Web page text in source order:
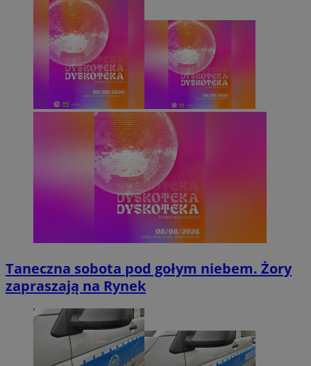
Taneczna sobota pod gołym niebem. Żory
zapraszają na Rynek